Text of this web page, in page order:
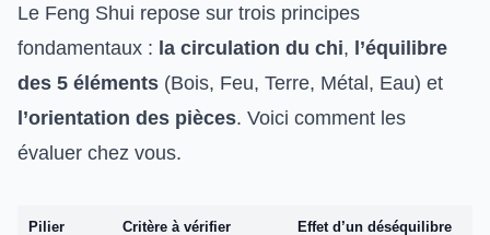
Le Feng Shui repose sur trois principes
fondamentaux : la circulation du chi, l’équilibre
des 5 éléments (Bois, Feu, Terre, Métal, Eau) et
l’orientation des pièces. Voici comment les
évaluer chez vous.
Pilier Critère à vérifier Effet d’un déséquilibre